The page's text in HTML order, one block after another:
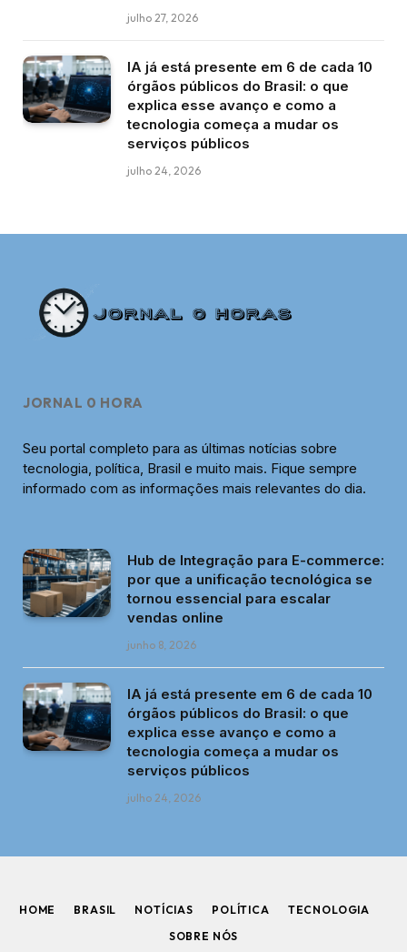
julho 27, 2026
IA já está presente em 6 de cada 10
órgãos públicos do Brasil: o que
explica esse avanço e como a
tecnologia começa a mudar os
serviços públicos
julho 24, 2026
JORNAL 0 HORA
Seu portal completo para as últimas notícias sobre
tecnologia, política, Brasil e muito mais. Fique sempre
informado com as informações mais relevantes do dia.
Hub de Integração para E-commerce:
por que a unificação tecnológica se
tornou essencial para escalar
vendas online
junho 8, 2026
IA já está presente em 6 de cada 10
órgãos públicos do Brasil: o que
explica esse avanço e como a
tecnologia começa a mudar os
serviços públicos
julho 24, 2026
HOME BRASIL NOTÍCIAS POLÍTICA
TECNOLOGIA
SOBRE NÓS